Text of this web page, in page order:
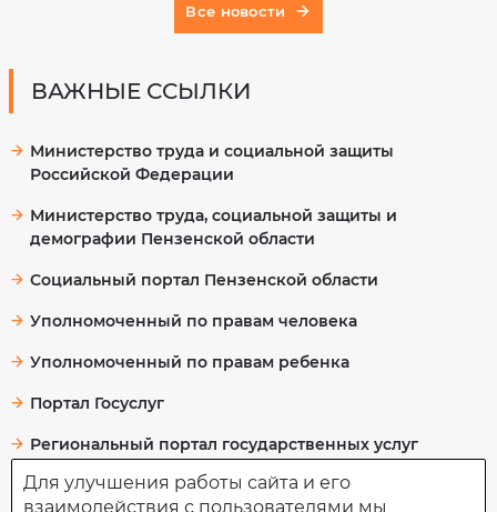
Все новости
ВАЖНЫЕ ССЫЛКИ
Министерство труда и социальной защиты
Российской Федерации
Министерство труда, социальной защиты и
демографии Пензенской области
Социальный портал Пензенской области
Уполномоченный по правам человека
Уполномоченный по правам ребенка
Портал Госуслуг
Региональный портал государственных услуг
Для улучшения работы сайта и его
взаимодействия с пользователями мы